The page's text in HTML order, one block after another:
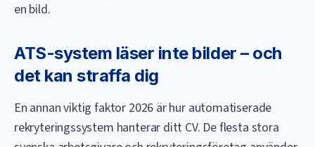
en bild.
ATS-system läser inte bilder – och
det kan straffa dig
En annan viktig faktor 2026 är hur automatiserade
rekryteringssystem hanterar ditt CV. De flesta stora